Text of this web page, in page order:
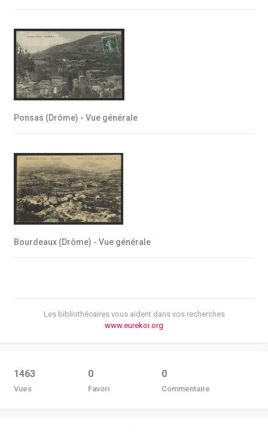
Ponsas (Drôme) - Vue générale
Bourdeaux (Drôme) - Vue générale
Les bibliothécaires vous aident dans vos recherches
www.eurekoi.org
1463
Vues
0
Favori
0
Commentaire